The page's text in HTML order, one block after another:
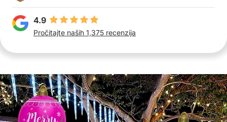
4.9
Pročitajte naših 1,375 recenzija